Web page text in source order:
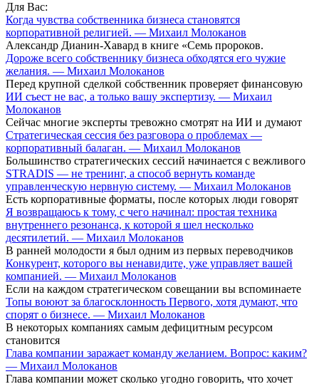
Для Вас:
Когда чувства собственника бизнеса становятся
корпоративной религией. — Михаил Молоканов
Александр Дианин-Хавард в книге «Семь пророков.
Дороже всего собственнику бизнеса обходятся его чужие
желания. — Михаил Молоканов
Перед крупной сделкой собственник проверяет финансовую
ИИ съест не вас, а только вашу экспертизу. — Михаил
Молоканов
Сейчас многие эксперты тревожно смотрят на ИИ и думают
Стратегическая сессия без разговора о проблемах —
корпоративный балаган. — Михаил Молоканов
Большинство стратегических сессий начинается с вежливого
STRADIS — не тренинг, а способ вернуть команде
управленческую нервную систему. — Михаил Молоканов
Есть корпоративные форматы, после которых люди говорят
Я возвращаюсь к тому, с чего начинал: простая техника
внутреннего резонанса, к которой я шел несколько
десятилетий. — Михаил Молоканов
В ранней молодости я был одним из первых переводчиков
Конкурент, которого вы ненавидите, уже управляет вашей
компанией. — Михаил Молоканов
Если на каждом стратегическом совещании вы вспоминаете
Топы воюют за благосклонность Первого, хотя думают, что
спорят о бизнесе. — Михаил Молоканов
В некоторых компаниях самым дефицитным ресурсом
становится
Глава компании заражает команду желанием. Вопрос: каким?
— Михаил Молоканов
Глава компании может сколько угодно говорить, что хочет